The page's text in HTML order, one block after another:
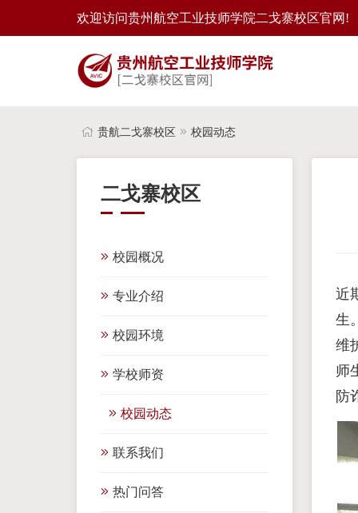
欢迎访问贵州航空工业技师学院二戈寨校区官网!
贵航二戈寨校区 校园动态
二戈寨校区
校园概况
专业介绍
校园环境
学校师资
校园动态
联系我们
热门问答
近
生
维
师
防